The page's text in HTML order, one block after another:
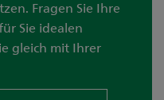
Fragen Sie Ihre
Sie idealen
gleich mit Ihrer